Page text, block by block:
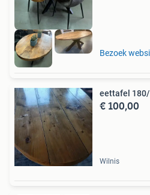
Bezoek
eettafel
€ 100,00
Wilnis